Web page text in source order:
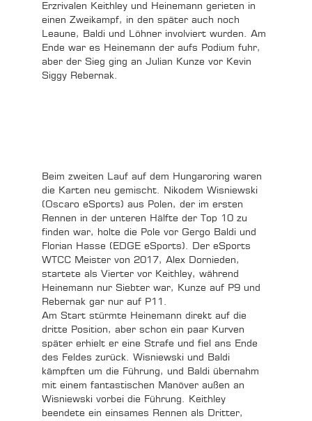
Erzrivalen Keithley und Heinemann gerieten in
einen Zweikampf, in den später auch noch
Leaune, Baldi und Löhner involviert wurden. Am
Ende war es Heinemann der aufs Podium fuhr,
aber der Sieg ging an Julian Kunze vor Kevin
Siggy Rebernak.
Beim zweiten Lauf auf dem Hungaroring waren
die Karten neu gemischt. Nikodem Wisniewski
(Oscaro eSports) aus Polen, der im ersten
Rennen in der unteren Hälfte der Top 10 zu
finden war, holte die Pole vor Gergo Baldi und
Florian Hasse (EDGE eSports). Der eSports
WTCC Meister von 2017, Alex Dornieden,
startete als Vierter vor Keithley, während
Heinemann nur Siebter war, Kunze auf P9 und
Rebernak gar nur auf P11.
Am Start stürmte Heinemann direkt auf die
dritte Position, aber schon ein paar Kurven
später erhielt er eine Strafe und fiel ans Ende
des Feldes zurück. Wisniewski und Baldi
kämpften um die Führung, und Baldi übernahm
mit einem fantastischen Manöver außen an
Wisniewski vorbei die Führung. Keithley
beendete ein einsames Rennen als Dritter,